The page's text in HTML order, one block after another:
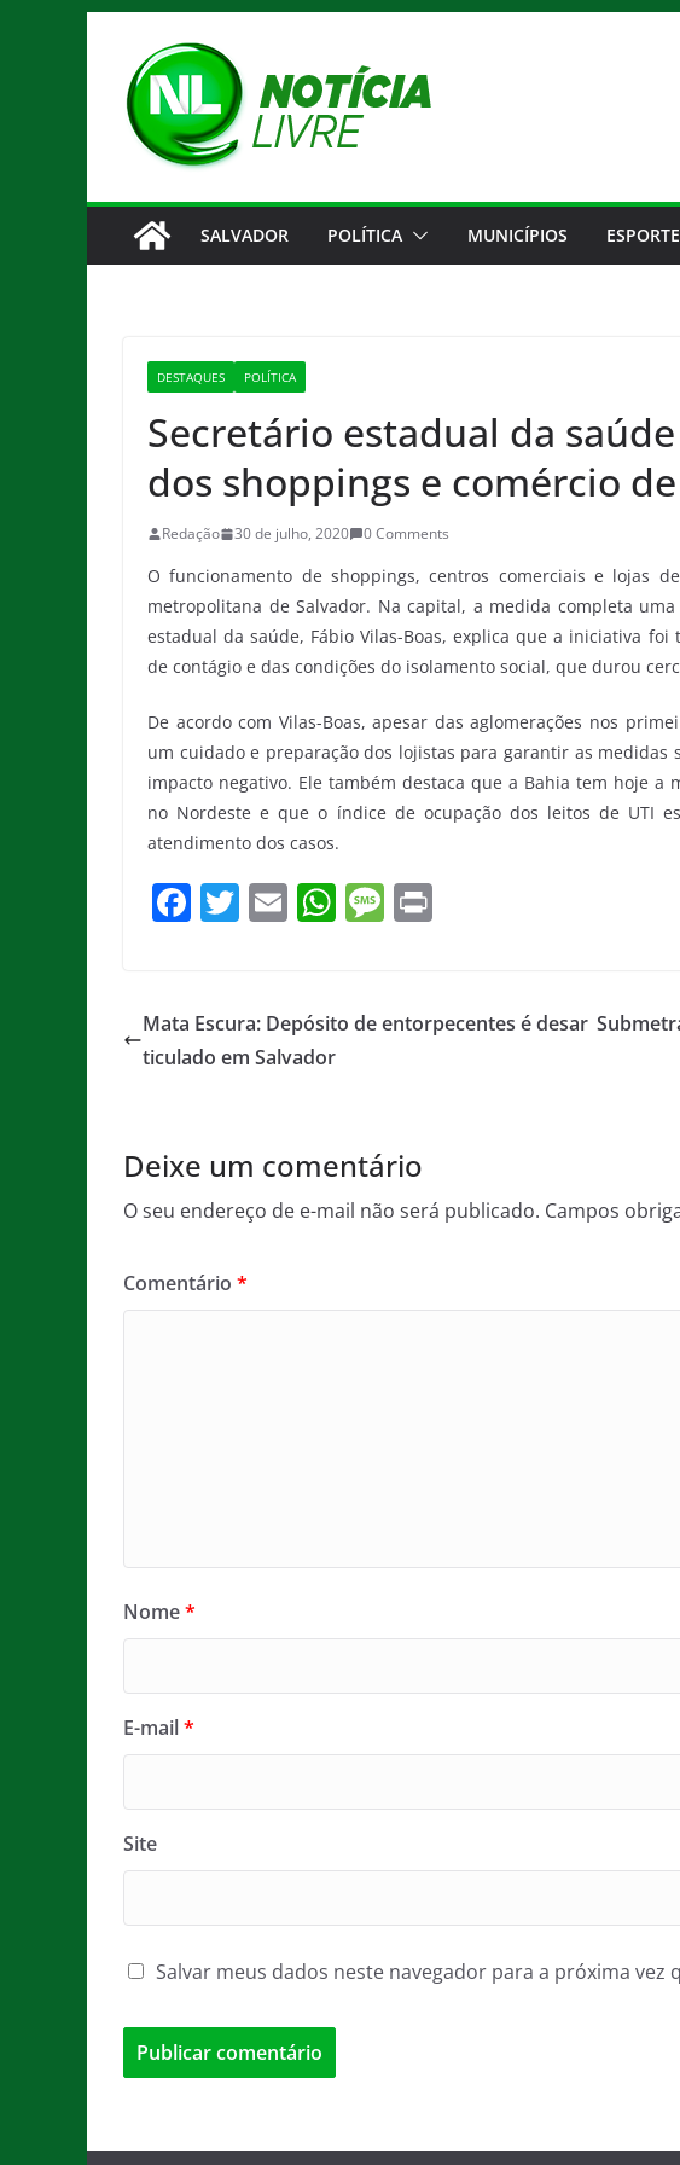
conteúdo
SALVADOR POLÍTICA MUNICÍPIOS
DESTAQUES POLÍTICA
Secretário estadual da
dos shoppings e comércio
Redação 30 de julho, 2020 0 Comments
O funcionamento de shoppings, centros comerciais e lojas
metropolitana de Salvador. Na capital, a medida completa
estadual da saúde, Fábio Vilas-Boas, explica que a iniciativa
de contágio e das condições do isolamento social, que durou
De acordo com Vilas-Boas, apesar das aglomerações nos
um cuidado e preparação dos lojistas para garantir as
impacto negativo. Ele também destaca que a Bahia tem hoje a
no Nordeste e que o índice de ocupação dos leitos de UTI
atendimento dos casos.
F
e
b
k
T
er
E
l
W
s
M
a
Mata Escura: Depósito de entorpecentes é desar
ticulado em Salvador
Deixe um comentário
O seu endereço de e-mail não será publicado. Campos
Comentário *
Nome*
E-mail*
Site
Salvar meus dados neste navegador para a próxima vez